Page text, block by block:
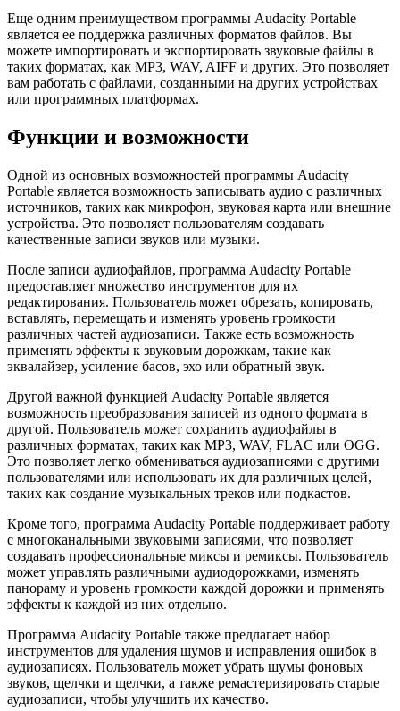
Еще одним преимуществом программы Audacity Portable
является ее поддержка различных форматов файлов. Вы
можете импортировать и экспортировать звуковые файлы в
таких форматах, как MP3, WAV, AIFF и других. Это позволяет
вам работать с файлами, созданными на других устройствах
или программных платформах.
Функции и возможности
Одной из основных возможностей программы Audacity
Portable является возможность записывать аудио с различных
источников, таких как микрофон, звуковая карта или внешние
устройства. Это позволяет пользователям создавать
качественные записи звуков или музыки.
После записи аудиофайлов, программа Audacity Portable
предоставляет множество инструментов для их
редактирования. Пользователь может обрезать, копировать,
вставлять, перемещать и изменять уровень громкости
различных частей аудиозаписи. Также есть возможность
применять эффекты к звуковым дорожкам, такие как
эквалайзер, усиление басов, эхо или обратный звук.
Другой важной функцией Audacity Portable является
возможность преобразования записей из одного формата в
другой. Пользователь может сохранить аудиофайлы в
различных форматах, таких как MP3, WAV, FLAC или OGG.
Это позволяет легко обмениваться аудиозаписями с другими
пользователями или использовать их для различных целей,
таких как создание музыкальных треков или подкастов.
Кроме того, программа Audacity Portable поддерживает работу
с многоканальными звуковыми записями, что позволяет
создавать профессиональные миксы и ремиксы. Пользователь
может управлять различными аудиодорожками, изменять
панораму и уровень громкости каждой дорожки и применять
эффекты к каждой из них отдельно.
Программа Audacity Portable также предлагает набор
инструментов для удаления шумов и исправления ошибок в
аудиозаписях. Пользователь может убрать шумы фоновых
звуков, щелчки и щелчки, а также ремастеризировать старые
аудиозаписи, чтобы улучшить их качество.